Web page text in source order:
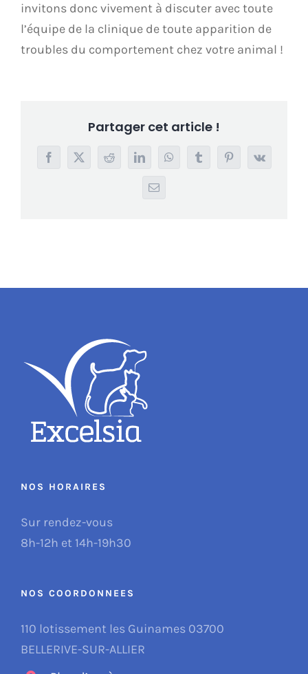
invitons donc vivement à discuter avec toute
l’équipe de la clinique de toute apparition de
troubles du comportement chez votre animal !
Partager cet article !
Facebook
X RedditLinkedInWhatsAppTumblrPinterest
Vk
Email
NOS HORAIRES
Sur rendez-vous
8h-12h et 14h-19h30
NOS COORDONNEES
110 lotissement les Guinames 03700
BELLERIVE-SUR-ALLIER